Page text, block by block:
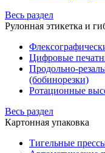
Весь раздел
Рулонная этикетка и
Цифровые
Продольно-
(бобинорезки)
Ротационные
Весь раздел
Картонная упаковка
Тигельные